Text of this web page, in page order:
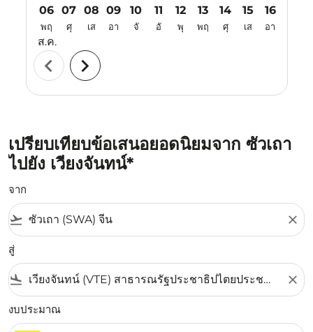
06
พฤ
ส.ค.
07
ศุ
08
เส
09
อา
10
จั
11
อั
12
พุ
13
พฤ
14
ศุ
15
เส
16
อา
chevron_left chevron_right
เปรียบเทียบข้อเสนอยอดนิยมจาก ซัวเถา
ไปยัง เวียงจันทน์*
จาก
flight_takeoff close
สู่
flight_land close
งบประมาณ